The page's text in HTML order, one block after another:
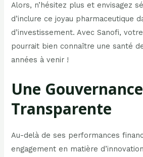
Alors, n’hésitez plus et envisagez
d’inclure ce joyau pharmaceutique
d’investissement. Avec Sanofi,
pourrait bien connaître une santé
années à venir !
Une
Transparente
Au-delà de ses performances
engagement en matière